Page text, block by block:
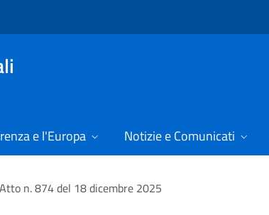
e l'Europa Notizie e Comunicati
Atto n. 874 del 18 dicembre 2025